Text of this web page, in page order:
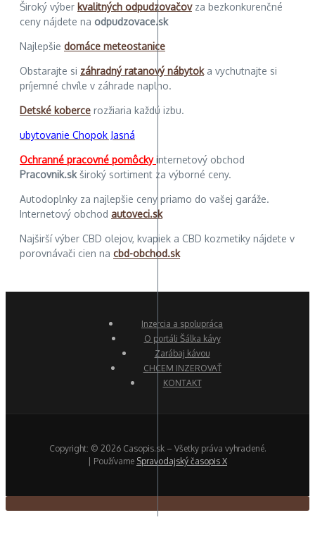
Široký výber kvalitných odpudzovačovza bezkonkurenčné
ceny nájdete na odpudzovace.sk
Najlepšie domáce meteostanice
Obstarajte si záhradný ratanový nábytoka vychutnajte si
príjemné chvíle v záhrade naplno.
Detské koberce rozžiaria každú izbu.
ubytovanie Chopok Jasná
Ochranné pracovné pomôckyinternetový obchod
Pracovnik.skširoký sortiment za výborné ceny.
Autodoplnky za najlepšie ceny priamo do vašej garáže.
Internetový obchod autoveci.sk
Najširší výber CBD olejov, kvapiek a CBD kozmetiky nájdete v
porovnávači cien na cbd-obchod.sk
Inzercia a spolupráca
O portáli Šálka kávy
Zarábaj kávou
CHCEM INZEROVAŤ
KONTAKT
Copyright: © 2026 Casopis.sk – Všetky práva vyhradené.
| Používame Spravodajský časopis X